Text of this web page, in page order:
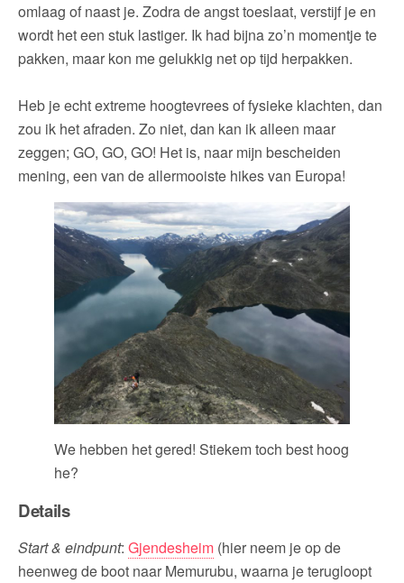
omlaag of naast je. Zodra de angst toeslaat, verstijf je en
wordt het een stuk lastiger. Ik had bijna zo’n momentje te
pakken, maar kon me gelukkig net op tijd herpakken.
Heb je echt extreme hoogtevrees of fysieke klachten, dan
zou ik het afraden. Zo niet, dan kan ik alleen maar
zeggen; GO, GO, GO! Het is, naar mijn bescheiden
mening, een van de allermooiste hikes van Europa!
We hebben het gered! Stiekem toch best hoog
he?
Details
Start & eindpunt: Gjendesheim (hier neem je op de
heenweg de boot naar Memurubu, waarna je terugloopt